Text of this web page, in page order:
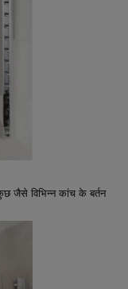
जैसे विभिन्न कांच के बर्तन